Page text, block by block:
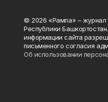
© 2026 «Рампа» – журнал
Республики
информации сайта
письменного согласия
Об использовании